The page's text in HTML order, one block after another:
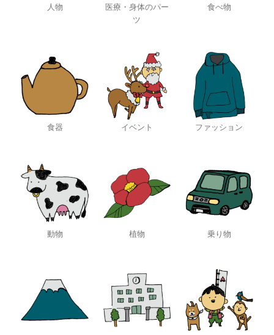
人物
医療・身体のパー
ツ
食べ物
食器 イベント ファッション
動物 植物 乗り物